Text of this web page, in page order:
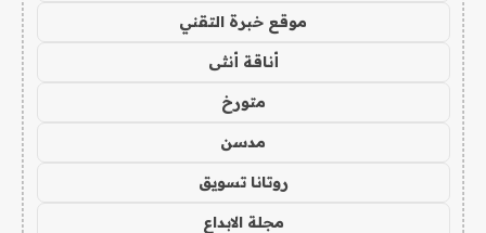
موقع خبرة التقني
أناقة أنثى
متورخ
مدسن
روتانا تسويق
مجلة الابداع